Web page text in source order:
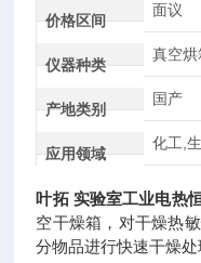
价格区间
面议
仪器种类
真空烘
产地类别
国产
应用领域
化工,
叶拓 实验室工业电热
空干燥箱，对干燥热
分物品进行快速干燥处